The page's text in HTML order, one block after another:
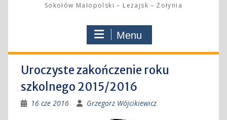
Sokołów Małopolski – Leżajsk – Żołynia
Menu
Uroczyste zakończenie roku
szkolnego 2015/2016
16 cze 2016 Grzegorz Wójcikiewicz